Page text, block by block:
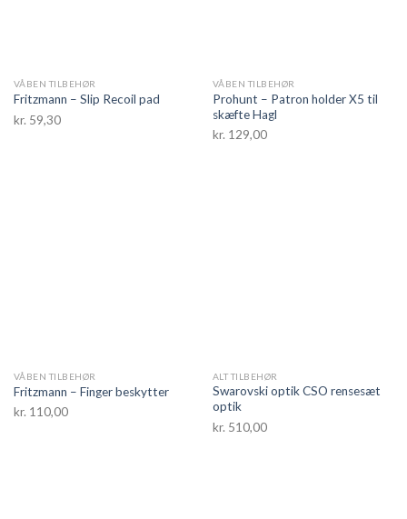
VÅBEN TILBEHØR
Fritzmann – Slip Recoil pad
kr. 59,30
VÅBEN TILBEHØR
Prohunt – Patron holder X5 til
skæfte Hagl
kr. 129,00
VÅBEN TILBEHØR
Fritzmann – Finger beskytter
kr. 110,00
ALT TILBEHØR
Swarovski optik CSO rensesæt
optik
kr. 510,00